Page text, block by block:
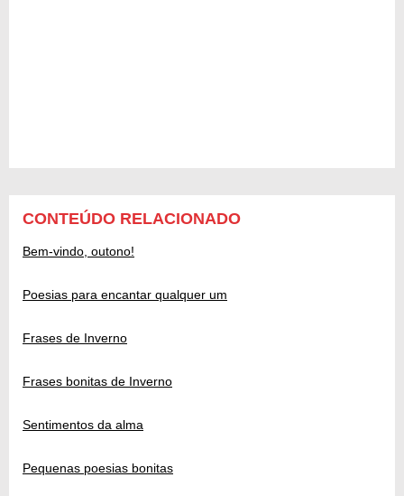
CONTEÚDO RELACIONADO
Bem-vindo, outono!
Poesias para encantar qualquer um
Frases de Inverno
Frases bonitas de Inverno
Sentimentos da alma
Pequenas poesias bonitas